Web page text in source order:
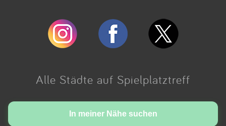
In meiner Nähe suchen
Alle Städte auf Spielplatztreff
Made with love in Cologne.